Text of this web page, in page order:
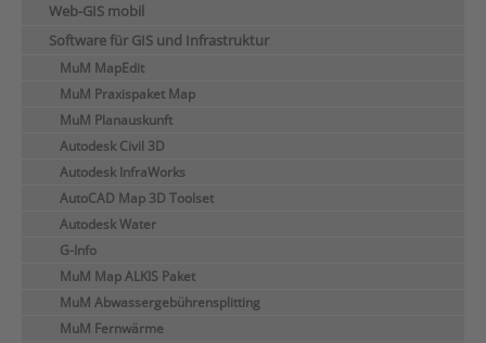
Web-GIS mobil
Software für GIS und Infrastruktur
MuM MapEdit
MuM Praxispaket Map
MuM Planauskunft
Autodesk Civil 3D
Autodesk InfraWorks
AutoCAD Map 3D Toolset
Autodesk Water
G-Info
MuM Map ALKIS Paket
MuM Abwassergebührensplitting
MuM Fernwärme